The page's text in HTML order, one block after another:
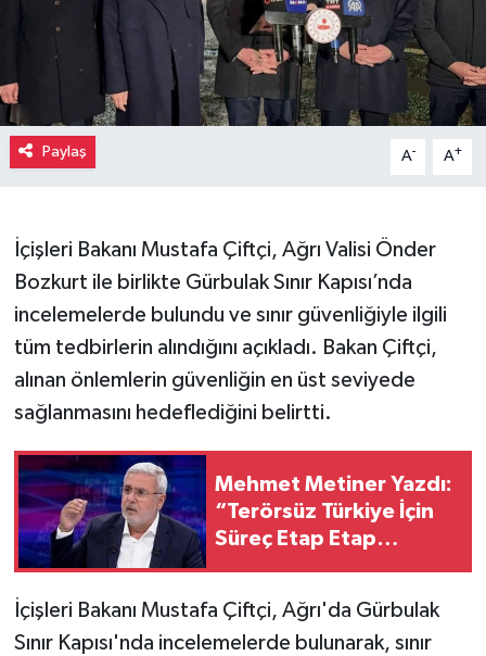
Paylaş A- A+
İçişleri Bakanı Mustafa Çiftçi, Ağrı Valisi Önder
Bozkurt ile birlikte Gürbulak Sınır Kapısı’nda
incelemelerde bulundu ve sınır güvenliğiyle ilgili
tüm tedbirlerin alındığını açıkladı. Bakan Çiftçi,
alınan önlemlerin güvenliğin en üst seviyede
sağlanmasını hedeflediğini belirtti.
Mehmet Metiner Yazdı:
“Terörsüz Türkiye İçin
Süreç Etap Etap
İçişleri Bakanı Mustafa Çiftçi, Ağrı'da Gürbulak
Sınır Kapısı'nda incelemelerde bulunarak, sınır